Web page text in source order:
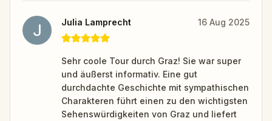
Julia Lamprecht 16 Aug 2025
Sehr coole Tour durch Graz! Sie war super
und äußerst informativ. Eine gut
durchdachte Geschichte mit sympathischen
Charakteren führt einen zu den wichtigsten
Sehenswürdigkeiten von Graz und liefert